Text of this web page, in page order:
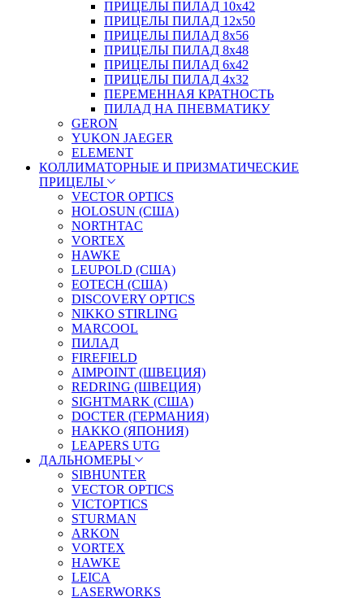
ПРИЦЕЛЫ ПИЛАД 10х42
ПРИЦЕЛЫ ПИЛАД 12х50
ПРИЦЕЛЫ ПИЛАД 8х56
ПРИЦЕЛЫ ПИЛАД 8х48
ПРИЦЕЛЫ ПИЛАД 6х42
ПРИЦЕЛЫ ПИЛАД 4х32
ПЕРЕМЕННАЯ КРАТНОСТЬ
ПИЛАД НА ПНЕВМАТИКУ
GERON
YUKON JAEGER
ELEMENT
КОЛЛИМАТОРНЫЕ И ПРИЗМАТИЧЕСКИЕ
ПРИЦЕЛЫ
VECTOR OPTICS
HOLOSUN (США)
NORTHTAC
VORTEX
HAWKE
LEUPOLD (США)
EOTECH (США)
DISCOVERY OPTICS
NIKKO STIRLING
MARCOOL
ПИЛАД
FIREFIELD
AIMPOINT (ШВЕЦИЯ)
REDRING (ШВЕЦИЯ)
SIGHTMARK (США)
DOCTER (ГЕРМАНИЯ)
HAKKO (ЯПОНИЯ)
LEAPERS UTG
ДАЛЬНОМЕРЫ
SIBHUNTER
VECTOR OPTICS
VICTOPTICS
STURMAN
ARKON
VORTEX
HAWKE
LEICA
LASERWORKS